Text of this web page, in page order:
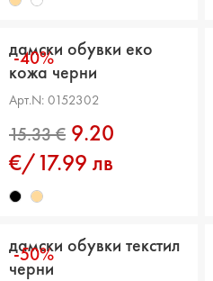
-40%
дамски обувки еко
кожа черни
Арт.N: 0152302
9.20
€/17.99 лв
-50%
дамски обувки текстил
черни